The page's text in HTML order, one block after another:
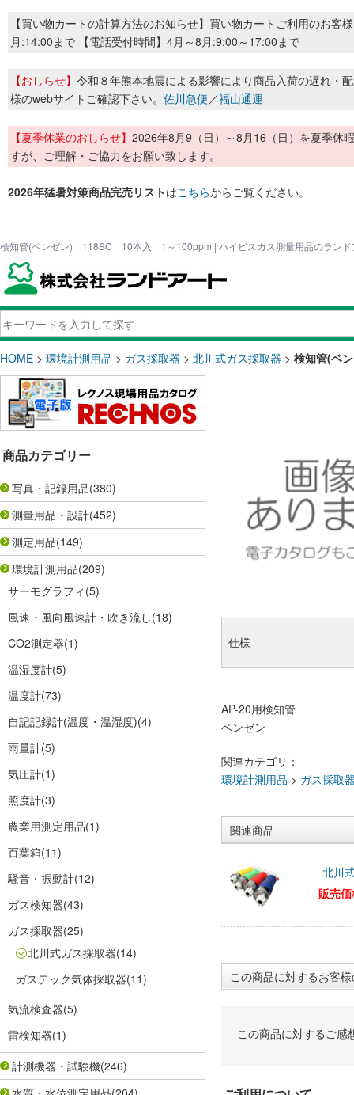
【買い物カートの計算方法のお知らせ】買い物カートご利用のお客
月:14:00まで 【電話受付時間】4月～8月:9:00～17:00まで
【おしらせ】 令和８年熊本地震による影響により商品入荷の遅れ・
様のwebサイトご確認下さい。 佐川急便／福山通運
【夏季休業のおしらせ】 2026年8月9（日）～8月16（日）を夏季休
すが、ご理解・ご協力をお願い致します。
2026年猛暑対策商品完売リストはこちらからご覧ください。
検知管(ベンゼン) 118SC 10本入 1～100ppm | ハイビスカス測量用品のランド
HOME > 環境計測用品 > ガス採取器 > 北川式ガス採取器 > 検知管(ベ
商品カテゴリー
写真・記録用品(380)
測量用品・設計(452)
測定用品(149)
環境計測用品(209)
サーモグラフィ (5)
風速・風向風速計・吹き流し(18)
CO2測定器(1)
温湿度計(5)
温度計(73)
自記記録計(温度・温湿度)(4)
雨量計(5)
気圧計(1)
照度計(3)
農業用測定用品(1)
百葉箱(11)
騒音・振動計(12)
ガス検知器(43)
ガス採取器(25)
北川式ガス採取器(14)
ガステック気体採取器(11)
気流検査器(5)
雷検知器(1)
計測機器・試験機(246)
仕様
AP-20用検知管
ベンゼン
関連カテゴリ：
環境計測用品 > ガス採取
関連商品
北川
販売
この商品に対するお客
この商品に対するご感